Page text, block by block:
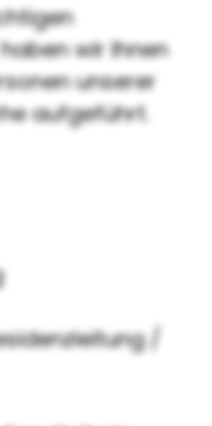
wir Ihnen
unserer
aufgeführt.
/